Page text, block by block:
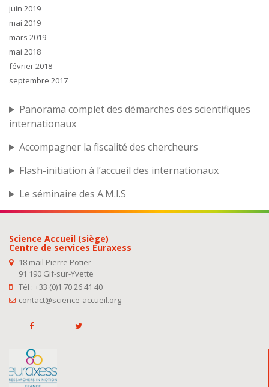
juin 2019
mai 2019
mars 2019
mai 2018
février 2018
septembre 2017
Panorama complet des démarches des scientifiques
internationaux
Accompagner la fiscalité des chercheurs
Flash-initiation à l’accueil des internationaux
Le séminaire des A.M.I.S
Science Accueil (siège)
Centre de services Euraxess
18 mail Pierre Potier
91 190 Gif-sur-Yvette
Tél : +33 (0)1 70 26 41 40
contact@science-accueil.org